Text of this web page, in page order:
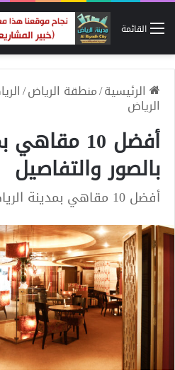
القائمة
الرئيسية/منطقة الرياض/
الرياض
أفضل 10
بالصور والتفاصيل
أفضل 10 مقاهي بمدينة الرياض.. بالصور والتفاصيل